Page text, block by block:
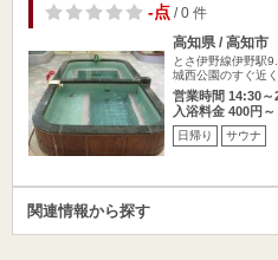
-点/ 0 件
高知県 / 高知市
とさ伊野線伊野駅
城西公園のすぐ近く
営業時間 14:30～
入浴料金 400円～
日帰り サウナ
関連情報から探す